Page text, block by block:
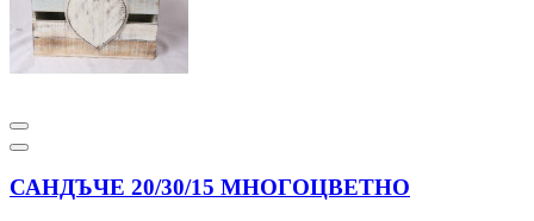
САНДЪЧЕ 20/30/15 МНОГОЦВЕТНО